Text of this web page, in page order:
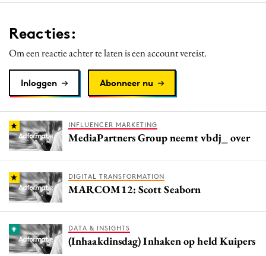
Reacties:
Om een reactie achter te laten is een account vereist.
Inloggen Abonneer nu
INFLUENCER MARKETING
MediaPartners Group neemt vbdj_ over
DIGITAL TRANSFORMATION
MARCOM12: Scott Seaborn
DATA & INSIGHTS
(Inhaakdinsdag) Inhaken op held Kuipers